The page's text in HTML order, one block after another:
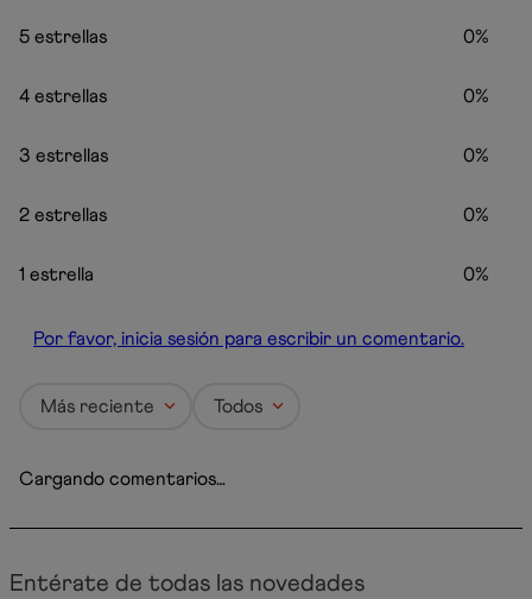
5 estrellas 0%
4 estrellas 0%
3 estrellas 0%
2 estrellas 0%
1 estrella 0%
Por favor, inicia sesión para escribir un comentario.
Más reciente Todos
Cargando comentarios…
Entérate de todas las novedades